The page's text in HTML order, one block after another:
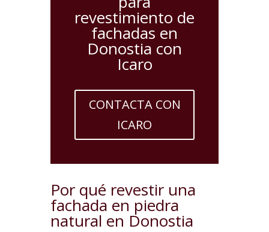
revestimiento de
fachadas en
Donostia con
Icaro
CONTACTA CON
ICARO
Por qué revestir una
fachada en piedra
natural en Donostia